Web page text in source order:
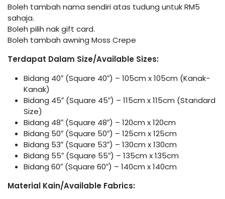
Boleh tambah nama sendiri atas tudung untuk RM5
sahaja.
Boleh pilih nak gift card.
Boleh tambah awning Moss Crepe
Terdapat Dalam Size/Available Sizes:
Bidang 40″ (Square 40″) – 105cm x 105cm (Kanak-
Kanak)
Bidang 45″ (Square 45″) – 115cm x 115cm (Standard
Size)
Bidang 48″ (Square 48″) – 120cm x 120cm
Bidang 50″ (Square 50″) – 125cm x 125cm
Bidang 53″ (Square 53″) – 130cm x 130cm
Bidang 55″ (Square 55″) – 135cm x 135cm
Bidang 60″ (Square 60″) – 140cm x 140cm
Material Kain/Available Fabrics: